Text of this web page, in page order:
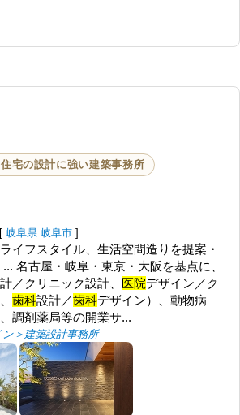
宅の設計に強い建築事務所
[ 岐阜県 岐阜市 ]
イフスタイル、生活空間造りを提案・
名古屋・岐阜・東京・大阪を基点に、
／クリニック設計、 医院デザイン／ク
歯科設計／歯科デザイン）、動物病
調剤薬局等の開業サ...
＞建築設計事務所